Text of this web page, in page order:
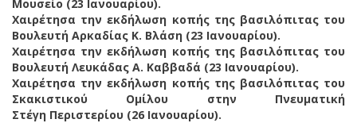
Μουσείο (23 Ιανουαρίου).
Χαιρέτησα την εκδήλωση κοπής της βασιλόπιτας του
Βουλευτή Αρκαδίας Κ. Βλάση (23 Ιανουαρίου).
Χαιρέτησα την εκδήλωση κοπής της βασιλόπιτας του
Βουλευτή Λευκάδας Α. Καββαδά (23 Ιανουαρίου).
Χαιρέτησα την εκδήλωση κοπής της βασιλόπιτας του
Σκακιστικού Ομίλου στην Πνευματική
Στέγη Περιστερίου (26 Ιανουαρίου).